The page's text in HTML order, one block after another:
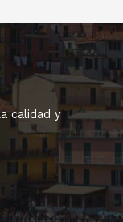
calidad y